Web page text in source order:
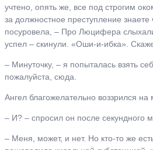
учтено, опять же, все под строгим
за должностное преступление
посуровела, – Про Люцифера
успел – скинули. «Оши-и-ибка».
– Минуточку, – я попыталась взять
пожалуйста, сюда.
Ангел благожелательно воззрился на
– И? – спросил он после секундного
– Меня, может, и нет. Но кто-то же